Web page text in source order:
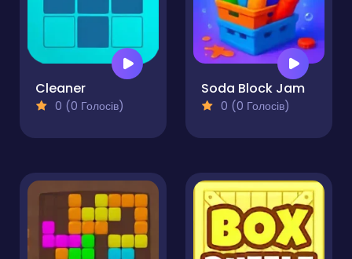
Cleaner
0 (0 Голосів)
Soda Block Jam
0 (0 Голосів)